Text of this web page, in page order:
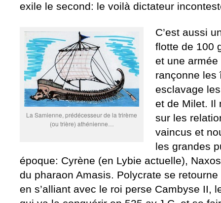
exile le second: le voilà dictateur
La Samienne, prédécesseur de la trirème
(ou trière) athénienne…
C’est aussi
flotte de 100
et une
rançonne les
esclavage
et de Milet. Il
sur les
vaincus et
les grandes
époque: Cyrène (en Lybie actuelle),
du pharaon Amasis. Polycrate se retourne
en s’alliant avec le roi perse Cambyse II,